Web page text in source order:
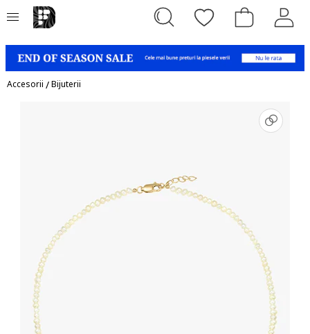
Accesorii /Bijuterii